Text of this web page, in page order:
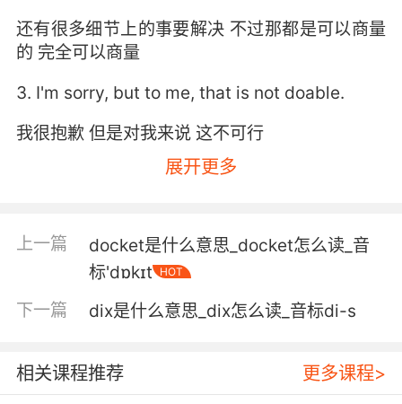
还有很多细节上的事要解决 不过那都是可以商量
的 完全可以商量
3. I'm sorry, but to me, that is not doable.
我很抱歉 但是对我来说 这不可行
4. No. It would cost a little, but it's doable.
5. But with the right equipment, that's doable.
我们至少应该去看看能不能穿过去
展开更多
上一篇
docket是什么意思_docket怎么读_音
标'dɒkɪt
HOT
下一篇 dix是什么意思_dix怎么读_音标di-s
相关课程推荐 更多课程>